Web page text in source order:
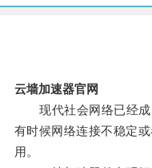
云墙加速器官网
现代社会网络已经成
有时候网络连接不稳定
用。